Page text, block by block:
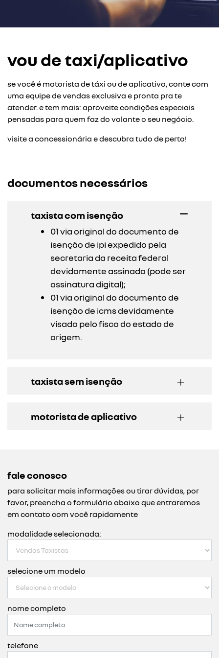
vou de taxi/aplicativo
se você é motorista de táxi ou de aplicativo, conte com
uma equipe de vendas exclusiva e pronta pra te
atender. e tem mais: aproveite condições especiais
pensadas para quem faz do volante o seu negócio.
visite a concessionária e descubra tudo de perto!
documentos necessários
taxista com isenção
01 via original do documento de
isenção de ipi expedido pela
secretaria da receita federal
devidamente assinada (pode ser
assinatura digital);
01 via original do documento de
isenção de icms devidamente
visado pelo fisco do estado de
origem.
taxista sem isenção
motorista de aplicativo
fale conosco
para solicitar mais informações ou tirar dúvidas, por
favor, preencha o formulário abaixo que entraremos
em contato com você rapidamente
modalidade selecionada:
selecione um modelo
nome completo
telefone